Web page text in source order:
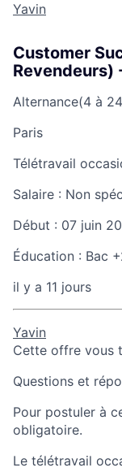
Yavin
Customer
Alternance(4 à
Paris
Télétravail
Salaire : Non
Début : 07 juin
Éducation : Bac
il y a 11 jours
Yavin
Cette offre vous
Questions et
Pour postuler à
obligatoire.
Le télétravail